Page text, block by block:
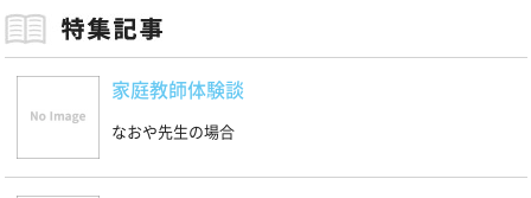
家庭教師体験談
なおや先生の場合